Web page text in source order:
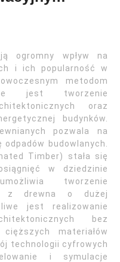
ogromny wpływ na
i ich popularność w
metodom
jest tworzenie
oraz
budynków.
pozwala na
budowlanych.
Timber) stała się
w dziedzinie
tworzenie
z drewna o dużej
jest realizowanie
bez
materiałów
technologii cyfrowych
i symulacje